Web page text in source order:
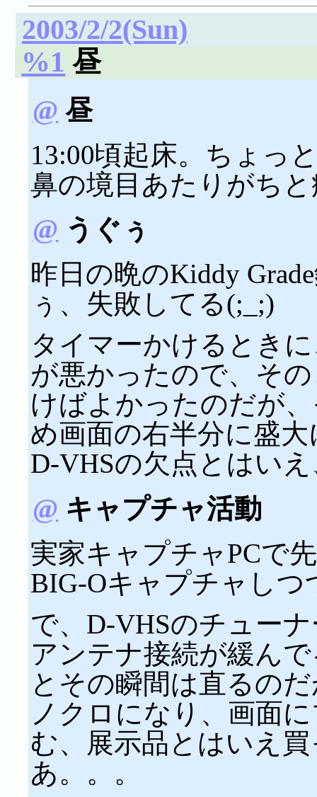
2003/2/2(Sun)
%1 昼
@ 昼
13:00頃起床。ちょっ
鼻の境目あたりがち
@ うぐぅ
昨日の晩のKiddy
ぅ、失敗してる(;_;)
タイマーかけるとき
が悪かったので、そ
けばよかったのだが
め画面の右半分に盛
D-VHSの欠点とはい
@ キャプチャ活動
実家キャプチャPCで
BIG-Oキャプチャしつ
で、D-VHSのチュー
アンテナ接続が緩ん
とその瞬間は直るの
ノクロになり、画面
む、展示品とはいえ
あ。。。